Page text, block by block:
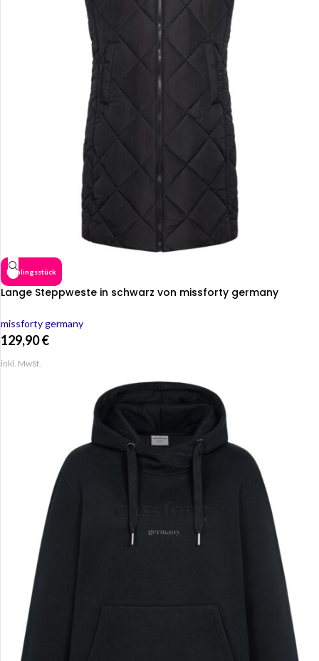
Lieblingsstück
Lange Steppweste in schwarz von missforty germany
missforty germany
129,90€
inkl. MwSt.